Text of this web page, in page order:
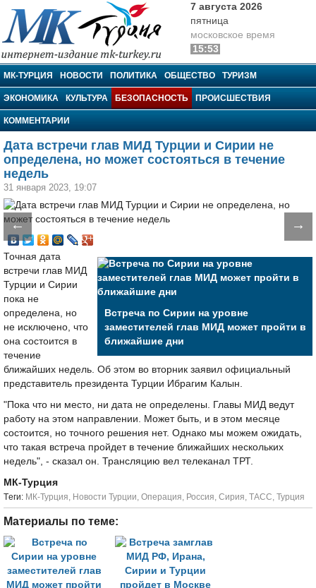
МК-Турция
7 августа 2026
пятница
московское время
15:53
МК-ТУРЦИЯ НОВОСТИ ПОЛИТИКА ОБЩЕСТВО ТУРИЗМ
ЭКОНОМИКА КУЛЬТУРА БЕЗОПАСНОСТЬ ПРОИСШЕСТВИЯ
КОММЕНТАРИИ
Дата встречи глав МИД Турции и Сирии не
определена, но может состояться в течение
недель
31 января 2023, 19:07
← →
Встреча по Сирии на уровне
заместителей глав МИД может пройти в
ближайшие дни
Точная дата
встречи глав МИД
Турции и Сирии
пока не
определена, но
не исключено, что
она состоится в
течение
ближайших недель. Об этом во вторник заявил официальный
представитель президента Турции Ибрагим Калын.
"Пока что ни место, ни дата не определены. Главы МИД ведут
работу на этом направлении. Может быть, и в этом месяце
состоится, но точного решения нет. Однако мы можем ожидать,
что такая встреча пройдет в течение ближайших нескольких
недель", - сказал он. Трансляцию вел телеканал ТРТ.
МК-Турция
Tеги: МК-Турция, Новости Турции, Операция, Россия, Сирия, ТАСС, Турция
Материалы по теме: